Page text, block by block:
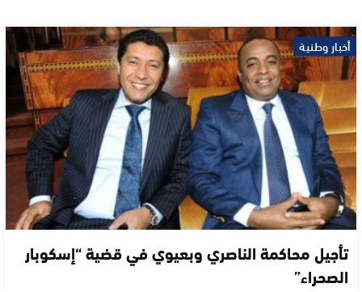
أخبار وطنية
تأجيل محاكمة الناصري وبعيوي في قضية “إسكوبار
الصحراء”